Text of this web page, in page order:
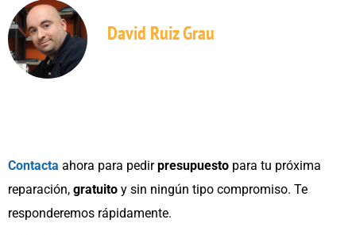
David Ruiz Grau
Contacta ahora para pedirpresupuesto para tu próxima
reparación, gratuito y sin ningún tipo compromiso. Te
responderemos rápidamente.